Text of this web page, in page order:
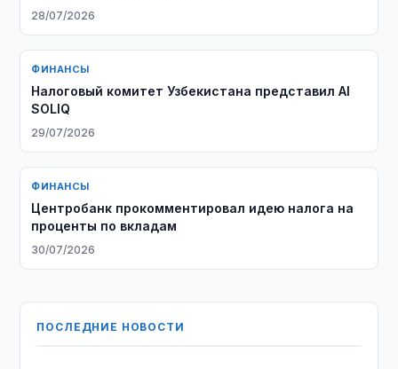
28/07/2026
ФИНАНСЫ
Налоговый комитет Узбекистана представил AI
SOLIQ
29/07/2026
ФИНАНСЫ
Центробанк прокомментировал идею налога на
проценты по вкладам
30/07/2026
ПОСЛЕДНИЕ НОВОСТИ